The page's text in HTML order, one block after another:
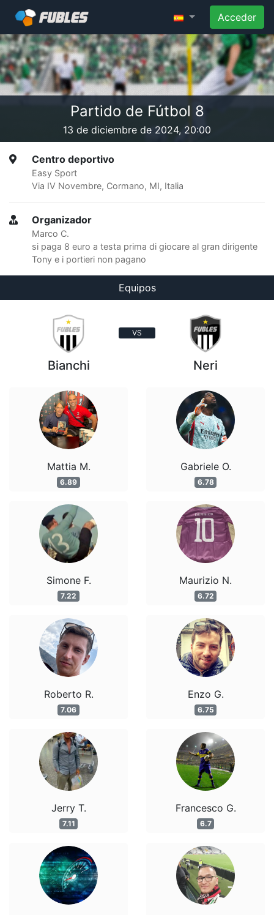
Acceder
Partido de Fútbol 8
13 de diciembre de 2024, 20:00
Centro deportivo
Easy Sport
Via IV Novembre, Cormano, MI, Italia
Organizador
Marco C.
si paga 8 euro a testa prima di giocare al gran dirigente
Tony e i portieri non pagano
Equipos
VS
Bianchi
Mattia M.
6.89
Simone F.
7.22
Roberto R.
7.06
Jerry T.
7.11
Neri
Gabriele O.
6.78
Maurizio N.
6.72
Enzo G.
6.75
Francesco G.
6.7